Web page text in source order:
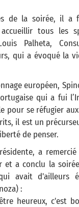
de la soirée, il a
tous les
Palheta,
qui a évoqué la
européen,
qui a fui
pour se réfugier aux
il est un
de penser.
a
et a conclu la
avait d'ailleurs
:
heureux, c'est